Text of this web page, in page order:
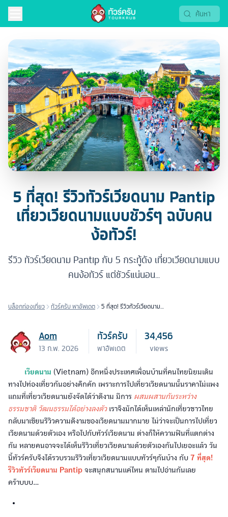
5 ที่สุด! รีวิวทัวร์เวียดนาม Pantip
เที่ยวเวียดนามแบบชัวร์ๆ ฉบับคน
ง้อทัวร์!
รีวิว ทัวร์เวียดนาม Pantip กับ 5 กระทู้ดัง เที่ยวเวียดนามแบบ
คนง้อทัวร์ แต่ชัวร์แน่นอน...
บล็อกท่องเที่ยว ทัวร์ครับ พาอัพเดต
5 ที่สุด! รีวิวทัวร์เวียดนาม
Aom
13 ก.พ. 2026
ทัวร์ครับ
พาอัพเดต
34,456
views
เวียดนาม (Vietnam) อีกหนึ่งประเทศเพื่อนบ้านที่คนไทยนิยมเดิน
ทางไปท่องเที่ยวกันอย่างคึกคัก เพราะการไปเที่ยวเวียดนามนั้นราคาไม่แพง
แถมที่เที่ยวเวียดนามยังจัดได้ว่าดีงาม มีการ ผสมผสานกันระหว่าง
ธรรมชาติ วัฒนธรรมได้อย่างลงตัวเราจึงมักได้เห็นเหล่านักเที่ยวชาวไทย
กลับมาเขียนรีวิวความดีงามของเวียดนามมากมาย ไม่ว่าจะเป็นการไปเที่ยว
เวียดนามด้วยตัวเอง หรือไปกับทัวร์เวียดนาม ต่างก็ให้ความฟินที่แตกต่าง
กัน หลายคนอาจจะได้เห็นรีวิวเที่ยวเวียดนามด้วยตัวเองกันไปเยอะแล้ว วัน
นี้ทัวร์ครับจึงได้รวบรวมรีวิวเที่ยวเวียดนามแบบทัวร์ๆกันบ้าง กับ 7 ที่สุด!
รีวิวทัวร์เวียดนาม Pantip จะสนุกสนานแค่ไหน ตามไปอ่านกันเลย
คร๊าบบบ...